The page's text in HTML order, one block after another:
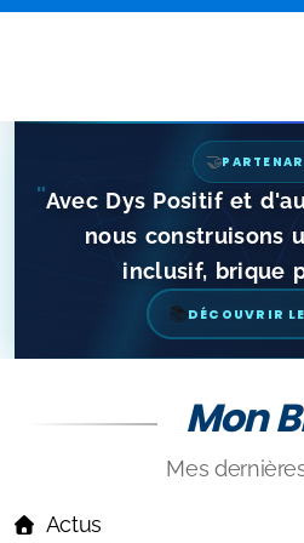
🌊SUR LES
"Avec Dys Positif et
nous
📚DÉCOUVRIR
Mes dernières
L'égalité des chances en
Sensibilisation et Conférences sur